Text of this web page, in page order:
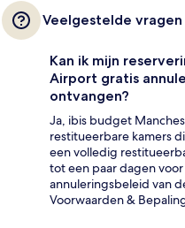
Veelgestelde vragen
Kan ik mijn
Airport gratis
ontvangen?
Ja, ibis budget
restitueerbare kamers
een volledig
tot een paar dagen
annuleringsbeleid van
Voorwaarden &